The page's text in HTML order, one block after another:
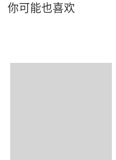
你可能也喜欢